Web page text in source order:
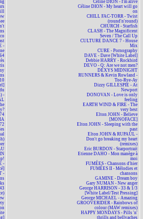
-
-
-
-
Céline DION - I'm alive
Céline DION - My heart will go
on
CHILL FAC-TORR - Twist
(round'n'round)
CHURCH - Starfish
CLASH - The Magnificent
Seven / The Call Up
CULTURE DANCE 7 - House
Mix
CURE - Pornography
DAVE - Dave [White Label]
Debbie HARRY - Rockbird
DEVO - Q: Are we not men?
DEXYS MIDNIGHT
RUNNERS & Kevin Rowland -
Too-Rye-Ay
Dizzy GILLESPIE - At
Newport
DONOVAN - Love is only
feeling
EARTH WIND & FIRE - The
very best
Elton JOHN - Believe
[MONOFACE]
Elton JOHN - Sleeping with the
past
Elton JOHN & RUPAUL -
Don't go breaking my heart
(remixes)
Eric BURDON - Starportrait
Etienne DAHO - Mon manège à
moi
FUMÉES - Chansons d'hier
FUMÉES II - Mélodies et
chansons
GAMINE - Dream boy
Gary NUMAN - New anger
George HARRISON - 33 & 1/3
[White Label/Test Pressing]
George MICHAEL - Amazing
GROOVERIDER - Rainbows of
colour (MAW remixes)
HAPPY MONDAYS - Pills 'n'
thrills and bellyaches